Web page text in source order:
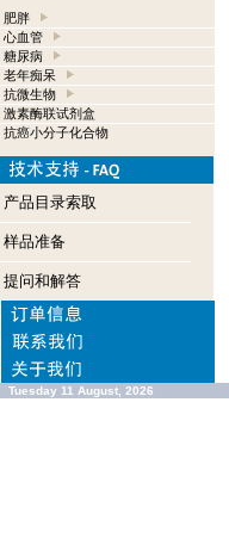
肥胖
心血管
糖尿病
老年痴呆
抗微生物
激素酶联试剂盒
抗癌小分子化合物
产品目录索取
样品准备
提问和解答
Tuesday 11 August, 2026